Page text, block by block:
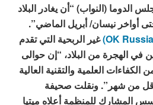
(النواب) “أن يغادر البلاد
حتى أواخر نيسان/ أبريل الماضي”.
غير الربحية التي تقدم
في الهجرة من البلاد، “إن حوالى
الكفاءات العلمية والتقنية العالية
أقل من شهر”. ونقلت صحيفة
للمنظمة أعلاه ميتيا